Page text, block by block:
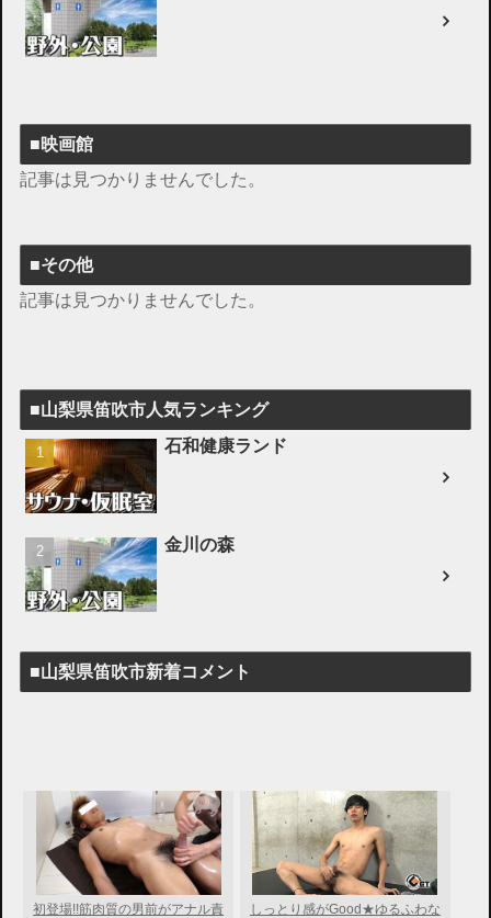
■映画館
記事は見つかりませんでした。
■その他
記事は見つかりませんでした。
■山梨県笛吹市人気ランキング
石和健康ランド
金川の森
■山梨県笛吹市新着コメント
初登場!!筋肉質の男前がアナル責
しっとり感がGood★ゆるふわな